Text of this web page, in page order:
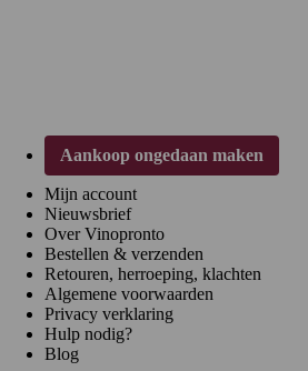
Aankoop ongedaan maken
Mijn account
Nieuwsbrief
Over Vinopronto
Bestellen & verzenden
Retouren, herroeping, klachten
Algemene voorwaarden
Privacy verklaring
Hulp nodig?
Blog